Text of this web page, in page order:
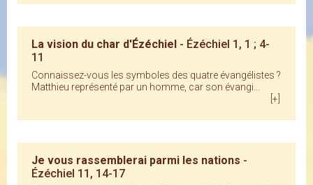
La vision du char d'Ézéchiel - Ézéchiel 1, 1 ; 4-
11
Connaissez-vous les symboles des quatre évangélistes ?
Matthieu représenté par un homme, car son évangi...
[+]
Je vous rassemblerai parmi les nations -
Ézéchiel 11, 14-17